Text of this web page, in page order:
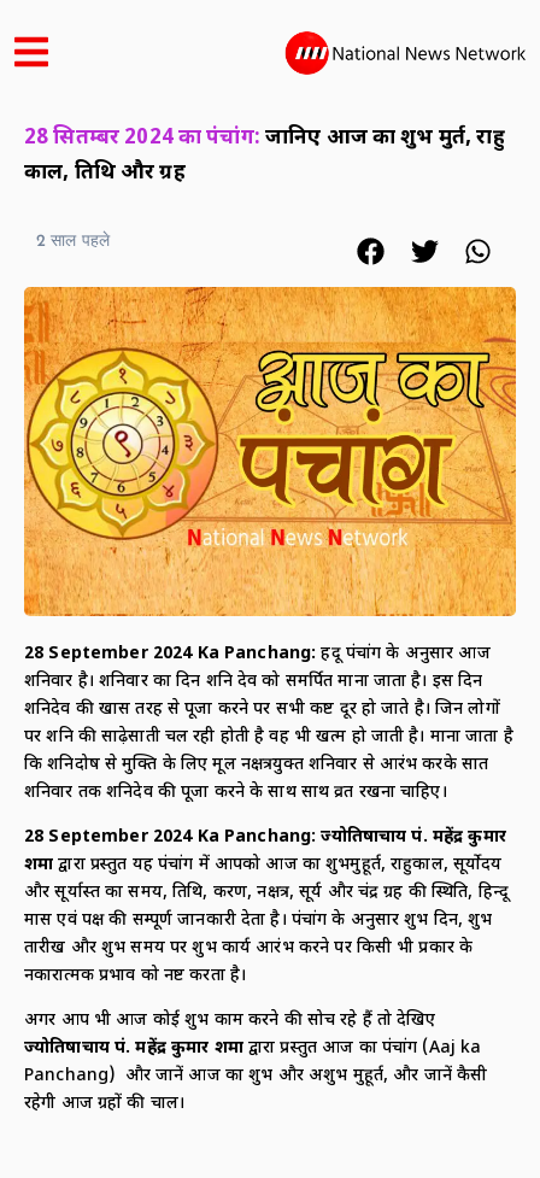
28 सितम्बर 2024 का पंचांग: जानिए आज का शुभ मुहूर्त, राहु
काल, तिथि और ग्रह
2 साल पहले
28 September 2024 Ka Panchang: हिंदू पंचांग के अनुसार आज
शनिवार है। शनिवार का दिन शनि देव को समर्पित माना जाता है। इस दिन
शनिदेव की खास तरह से पूजा करने पर सभी कष्ट दूर हो जाते है। जिन लोगों
पर शनि की साढ़ेसाती चल रही होती है वह भी खत्म हो जाती है। माना जाता है
कि शनिदोष से मुक्ति के लिए मूल नक्षत्रयुक्त शनिवार से आरंभ करके सात
शनिवार तक शनिदेव की पूजा करने के साथ साथ व्रत रखना चाहिए।
28 September 2024 Ka Panchang: ज्योतिषाचार्य पं. महेंद्र कुमार
शर्मा द्वारा प्रस्तुत यह पंचांग में आपको आज का शुभमुहूर्त, राहुकाल, सूर्योदय
और सूर्यास्त का समय, तिथि, करण, नक्षत्र, सूर्य और चंद्र ग्रह की स्थिति, हिन्दू
मास एवं पक्ष की सम्पूर्ण जानकारी देता है। पंचांग के अनुसार शुभ दिन, शुभ
तारीख और शुभ समय पर शुभ कार्य आरंभ करने पर किसी भी प्रकार के
नकारात्मक प्रभाव को नष्ट करता है।
अगर आप भी आज कोई शुभ काम करने की सोच रहे हैं तो देखिए
ज्योतिषाचार्य पं. महेंद्र कुमार शर्माद्वारा प्रस्तुत आज का पंचांग (Aaj ka
Panchang) और जानें आज का शुभ और अशुभ मुहूर्त, और जानें कैसी
रहेगी आज ग्रहों की चाल।